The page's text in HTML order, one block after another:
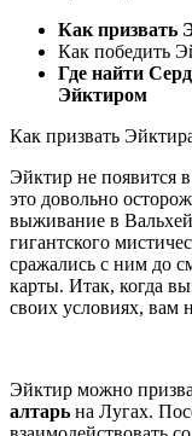
Как призвать
Как победить
Где найти
Эйктиром
Как призвать
Эйктир не появится
это довольно
выживание в
гигантского
сражались с ним до
карты. Итак, когда
своих условиях, вам
Эйктир можно
алтарь на Лугах.